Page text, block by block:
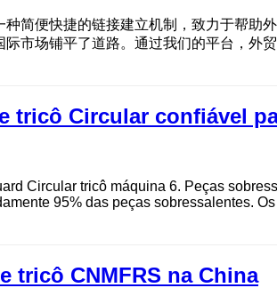
简便快捷的链接建立机制，致力于帮
市场铺平了道路。通过我们的平台，外
tricô Circular confiável
Circular tricô máquina 6. Peças
95% das peças sobressalentes.
tricô CNMFRS na China